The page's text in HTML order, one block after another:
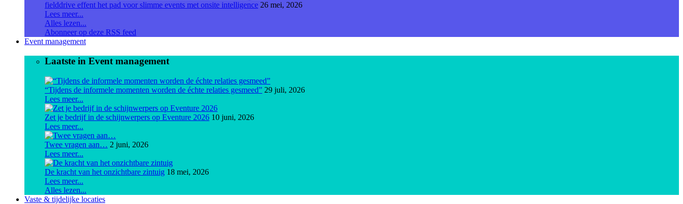
fielddrive effent het pad voor slimme events met onsite intelligence 26 mei, 2026
Lees meer...
Alles lezen...
Abonneer op deze RSS feed
Event management
Laatste in Event management
“Tijdens de informele momenten worden de échte relaties gesmeed” 29 juli, 2026
Lees meer...
Zet je bedrijf in de schijnwerpers op Eventure 2026 10 juni, 2026
Lees meer...
Twee vragen aan… 2 juni, 2026
Lees meer...
De kracht van het onzichtbare zintuig 18 mei, 2026
Lees meer...
Alles lezen...
Vaste & tijdelijke locaties